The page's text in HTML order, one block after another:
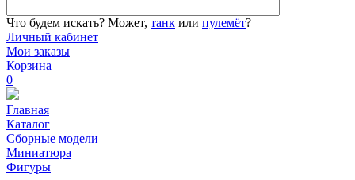
Что будем искать? Может, танк или пулемёт?
Личный кабинет
Мои заказы
Корзина
0
Главная
Каталог
Сборные модели
Миниатюра
Фигуры